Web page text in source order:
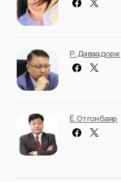
Р. Даваадорж
Ё. Отгонбаяр